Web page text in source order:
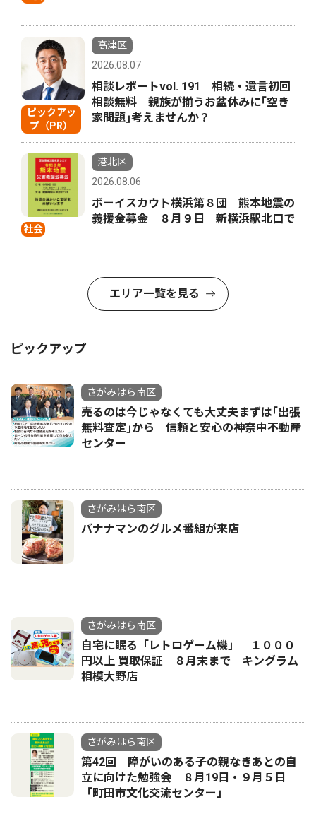
ピックアッ
プ（PR）
高津区
2026.08.07
相談レポートvol. 191 相続・遺言初回
相談無料 親族が揃うお盆休みに｢空き
家問題｣考えませんか？
社会
港北区
2026.08.06
ボーイスカウト横浜第８団 熊本地震の
義援金募金 ８月９日 新横浜駅北口で
エリア一覧を見る
ピックアップ
さがみはら南区
売るのは今じゃなくても大丈夫まずは｢出張
無料査定｣から 信頼と安心の神奈中不動産
センター
さがみはら南区
バナナマンのグルメ番組が来店
さがみはら南区
自宅に眠る「レトロゲーム機」 １０００
円以上 買取保証 ８月末まで キングラム
相模大野店
さがみはら南区
第42回 障がいのある子の親なきあとの自
立に向けた勉強会 ８月19日・９月５日
「町田市文化交流センター」